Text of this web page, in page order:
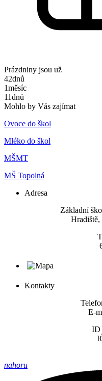
Prázdniny jsou už
42dnů
1měsíc
11dnů
Mohlo by Vás zajímat
Ovoce do škol
Mléko do škol
MŠMT
MŠ Topolná
Adresa
​Základní
Hradiště,
Kontakty
E-
ID
nahoru